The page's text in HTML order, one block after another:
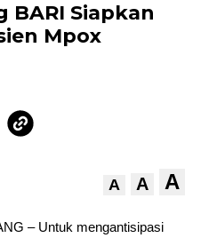
BARI Siapkan
Mpox
A A A
– Untuk mengantisipasi